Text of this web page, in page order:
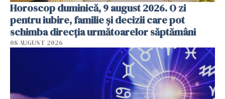
Horoscop duminică, 9 august 2026. O zi
pentru iubire, familie și decizii care pot
schimba direcția următoarelor săptămâni
08 AUGUST 2026